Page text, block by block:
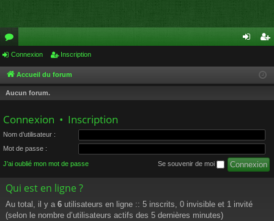
or
u
m
cri
Connexion Inscription
Accueil du forum
Aucun forum.
Connexion • Inscription
Nom d’utilisateur :
Mot de passe :
J’ai oublié mon mot de passe Se souvenir de moi
Qui est en ligne ?
Au total, il y a 6 utilisateurs en ligne :: 5 inscrits, 0 invisible et 1 invité
(selon le nombre d’utilisateurs actifs des 5 dernières minutes)